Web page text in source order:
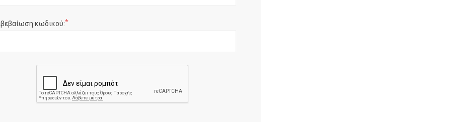
κωδικού:*